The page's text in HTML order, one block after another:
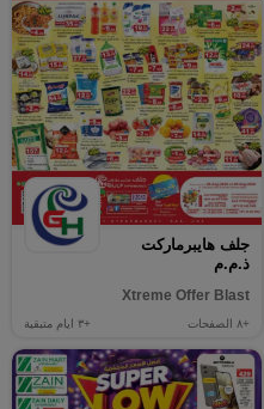
جلف هايبرماركت
ذ.م.م
Xtreme Offer Blast
+٨ الصفحات +٣ ايام متبقية